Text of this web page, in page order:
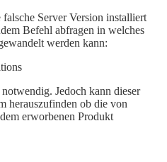
Server Version installiert
Befehl abfragen in welches
werden kann:
Jedoch kann dieser
herauszufinden ob die von
erworbenen Produkt